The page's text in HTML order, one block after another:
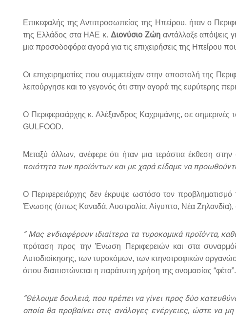
Επικεφαλής της Αντιπροσωπείας της Ηπείρου, ήταν ο
της Ελλάδος στα ΗΑΕ κ.Διονύσιο Ζώηαντάλλαξε απόψεις
μια προσοδοφόρα αγορά για τις επιχειρήσεις της Ηπείρου
Οι επιχειρηματίες που συμμετείχαν στην αποστολή της
λειτούργησε και το γεγονός ότι στην αγορά της ευρύτερης
Ο Περιφερειάρχης κ. Αλέξανδρος Καχριμάνης, σε
GULFOOD.
Μεταξύ άλλων, ανέφερε ότι ήταν μια τεράστια έκθεση
ποιότητα των προϊόντων και με χαρά είδαμε να
Ο Περιφερειάρχης δεν έκρυψε ωστόσο τον
Ένωσης (όπως Καναδά, Αυστραλία, Αίγυπτο, Νέα Ζηλανδία),
” Μας ενδιαφέρουν ιδιαίτερα τα τυροκομικά προϊόντα,
πρόταση προς την Ένωση Περιφερειών και στα
Αυτοδιοίκησης, των τυροκόμων, των κτηνοτροφικών
όπου διαπιστώνεται η παράτυπη χρήση της ονομασίας “φέτα”.
“Θέλουμε δουλειά, που πρέπει να γίνει προς δύο
οποία θα προβαίνει στις ανάλογες ενέργειες, ώστε να